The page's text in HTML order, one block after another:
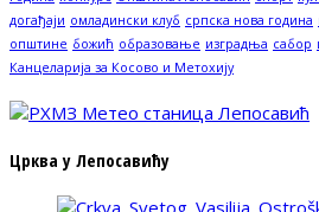
догађаји омладински клуб српска нова година
општине божић образовање изградња сабор
Канцеларија за Косово и Метохију
Црква у Лепосавићу